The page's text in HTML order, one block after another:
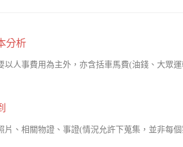
分析
以人事費用為主外，亦含括車馬費(油錢、大眾
片、相關物證、事證(情況允許下蒐集，並非每